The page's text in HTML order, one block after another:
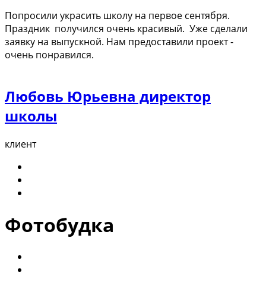
Попросили украсить школу на первое сентября.
Праздник получился очень красивый. Уже сделали
заявку на выпускной. Нам предоставили проект -
очень понравился.
Любовь Юрьевна директор
школы
клиент
Фотобудка